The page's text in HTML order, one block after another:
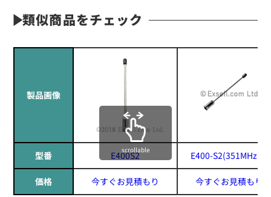
類似商品をチェック
製品画像
型番 E400S2 E400-S2(351MHz帯)
価格 今すぐお見積もり 今すぐお見積もり
scrollable